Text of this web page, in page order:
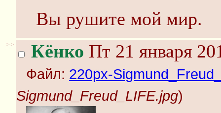
Вы рушите мой мир.
>> Кёнко Пт 21 января
Файл: 220px-
Sigmund_Freud_LIFE.jpg)